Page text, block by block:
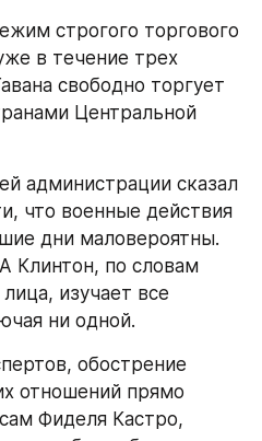
строгого торгового
в течение трех
свободно торгует
Центральной
администрации сказал
что военные действия
дни маловероятны.
Клинтон, по словам
изучает все
ни одной.
обострение
отношений прямо
Фиделя Кастро,